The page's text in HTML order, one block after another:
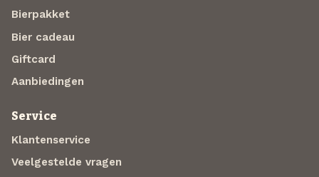
Bierpakket
Bier cadeau
Giftcard
Aanbiedingen
Service
Klantenservice
Veelgestelde vragen